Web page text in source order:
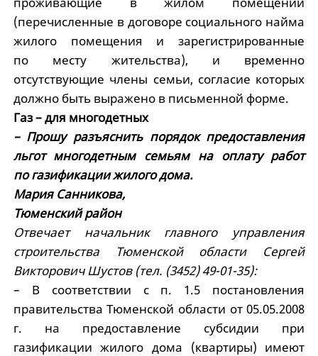
(перечисленные в договоре социального найма
жилого помещения и зарегистрированные
по месту жительства), и временно
отсутствующие члены семьи, согласие которых
должно быть выражено в письменной форме.
Газ – для многодетных
– Прошу разъяснить порядок предоставления
льгот многодетным семьям на оплату работ
по газификации жилого дома.
Мария Санникова,
Тюменский район
Отвечает начальник главного управления
строительства Тюменской области Сергей
Викторович Шустов (тел. (3452) 49-01-35):
– В соответствии с п. 1.5 постановления
правительства Тюменской области от 05.05.2008
г. на предоставление субсидии при
газификации жилого дома (квартиры) имеют